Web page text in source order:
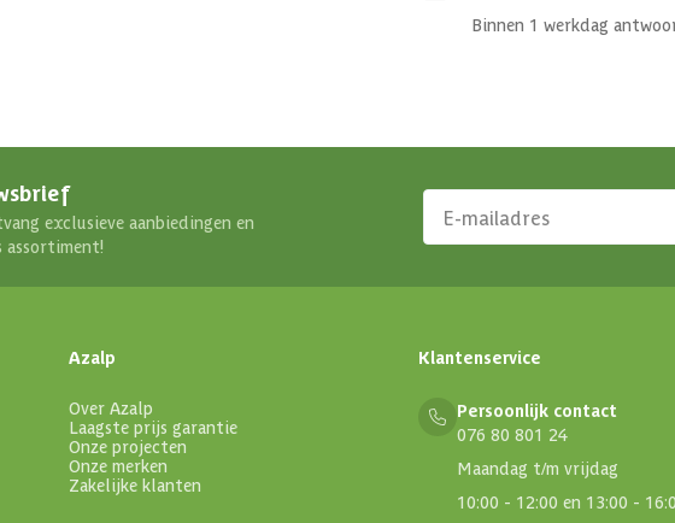
Binnen 1 werkdag
exclusieve aanbiedingen en
assortiment!
Azalp
Over Azalp
Laagste prijs garantie
Onze projecten
Onze merken
Zakelijke klanten
Klantenservice
Persoonlijk contact
076 80 801 24
Maandag t/m vrijdag
10:00 - 12:00 en 13:00 -